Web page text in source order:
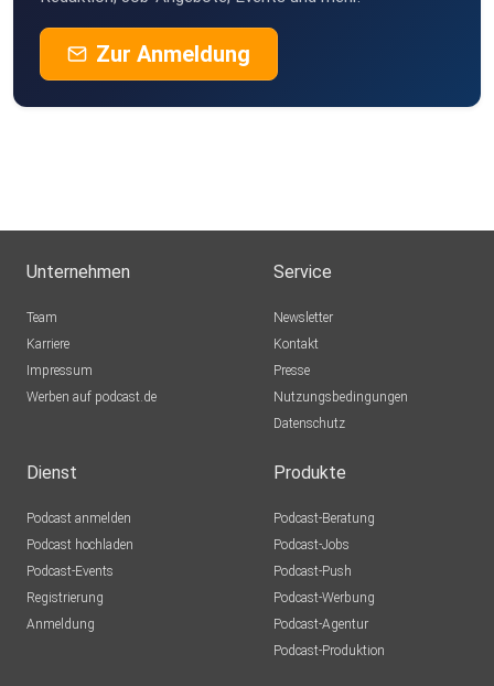
Zur Anmeldung
Unternehmen
Team
Karriere
Impressum
Werben auf podcast.de
Service
Newsletter
Kontakt
Presse
Nutzungsbedingungen
Datenschutz
Dienst
Podcast anmelden
Podcast hochladen
Podcast-Events
Registrierung
Anmeldung
Produkte
Podcast-Beratung
Podcast-Jobs
Podcast-Push
Podcast-Werbung
Podcast-Agentur
Podcast-Produktion